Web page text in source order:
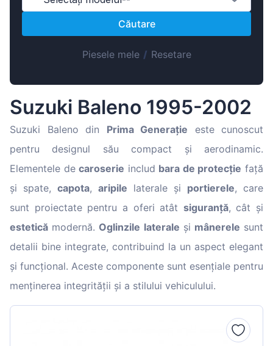
Lietuvių
Slovenian
Latvian
Slovenčina
Căutare
Piesele mele/ Resetare
Suzuki Baleno 1995-2002
Suzuki Baleno din Prima Generație este cunoscut
pentru designul său compact și aerodinamic.
Elementele decaroserie includ bara de protecție față
și spate, capota, aripile laterale și portierele, care
sunt proiectate pentru a oferi atât siguranță, cât și
estetică modernă. Oglinzile laterale și mânerele sunt
detalii bine integrate, contribuind la un aspect elegant
și funcțional. Aceste componente sunt esențiale pentru
menținerea integrității și a stilului vehiculului.